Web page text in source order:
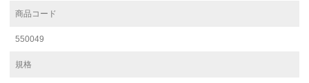
商品コード
550049
規格